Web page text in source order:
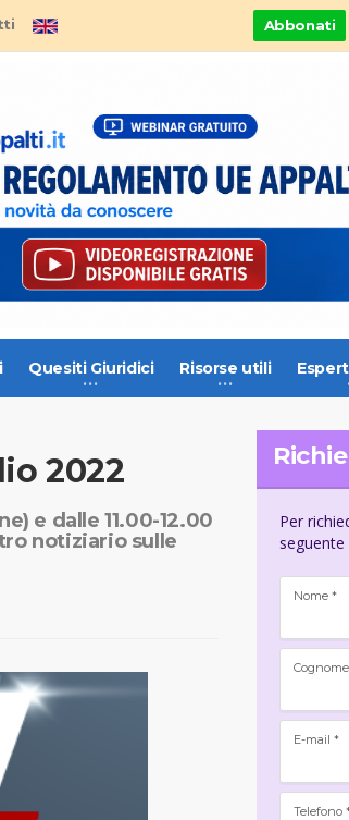
Abbonati
Quesiti Giuridici Risorse utili
2022
e dalle 11.00-12.00
notiziario sulle
Per
Nome *
E-mail *
Telefono